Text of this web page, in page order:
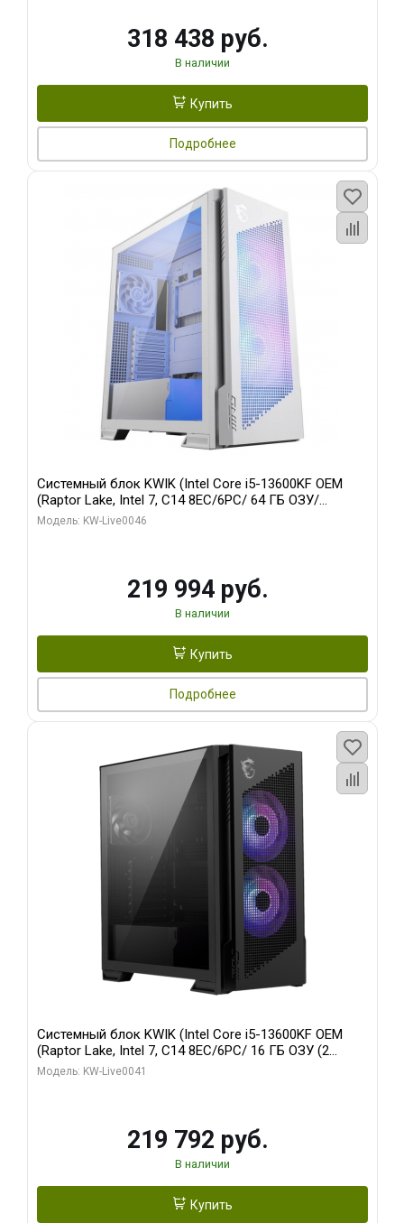
318 438 руб.
В наличии
Купить
Подробнее
Системный блок KWIK (Intel Core i5-13600KF OEM
(Raptor Lake, Intel 7, C14 8EC/6PC/ 64 ГБ ОЗУ/
Gigabyte RTX5060Ti GAMING OC 8GB GDDR7 128bit
Модель: KW-Live0046
219 994 руб.
В наличии
Купить
Подробнее
Системный блок KWIK (Intel Core i5-13600KF OEM
(Raptor Lake, Intel 7, C14 8EC/6PC/ 16 ГБ ОЗУ (2
модуля)/ Palit RTX5080 GAMINGPRO OC 16GB GDDR7
Модель: KW-Live0041
219 792 руб.
В наличии
Купить